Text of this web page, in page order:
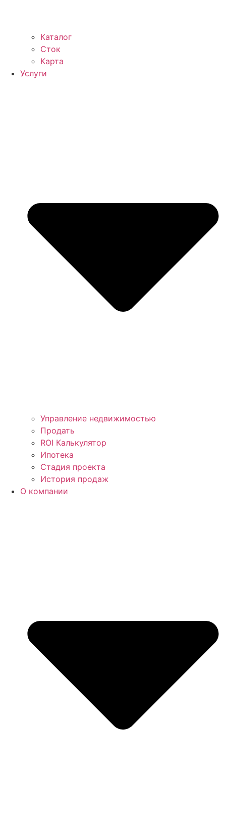
Каталог
Сток
Карта
Услуги
Управление недвижимостью
Продать
ROI Калькулятор
Ипотека
Стадия проекта
История продаж
О компании